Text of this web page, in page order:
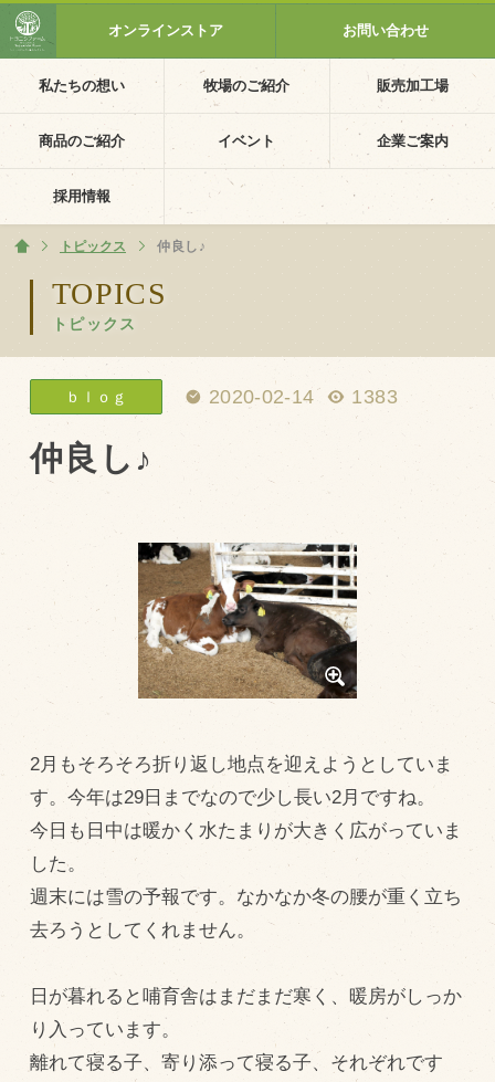
私たちの想い 牧場のご紹介 販売加工場
商品のご紹介 イベント 企業ご案内
採用情報
オンラインストア お問い合わせ
TOPICS
トピックス
ホーム
トピックス 仲良し♪
ｂｌｏｇ 2020-02-14 1383
仲良し♪
2月もそろそろ折り返し地点を迎えようとしていま
す。今年は29日までなので少し長い2月ですね。
今日も日中は暖かく水たまりが大きく広がっていま
した。
週末には雪の予報です。なかなか冬の腰が重く立ち
去ろうとしてくれません。
日が暮れると哺育舎はまだまだ寒く、暖房がしっか
り入っています。
離れて寝る子、寄り添って寝る子、それぞれです
ホーム
私たちの想い
PV動画
イベントカレンダー
イベント一覧
採用情報
企業ご案内
会社概要・沿革
アクセス
トピックス（新着順）
お知らせ
お客様の声
オリジナル投稿レシピ
採用情報
blog
牧場の仕事
牧場の仕事
飼育している牛について
環境・堆肥リサイクル